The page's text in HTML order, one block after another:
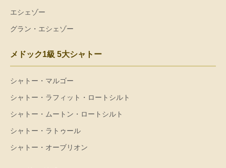
エシェゾー
グラン・エシェゾー
メドック1級 5大シャトー
シャトー・マルゴー
シャトー・ラフィット・ロートシルト
シャトー・ムートン・ロートシルト
シャトー・ラトゥール
シャトー・オーブリオン